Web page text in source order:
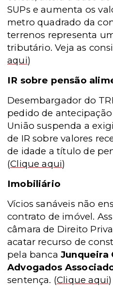
SUPs e aumenta os
metro quadrado da
terrenos representa
tributário. Veja as
aqui)
IR sobre pensão
Desembargador do
pedido de
União suspenda a
de IR sobre valores
de idade a título de
(Clique aqui)
Imobiliário
Vícios sanáveis não
contrato de imóvel.
câmara de Direito
acatar recurso de
pela bancaJunqueira
Advogados
sentença. (Clique aqui)